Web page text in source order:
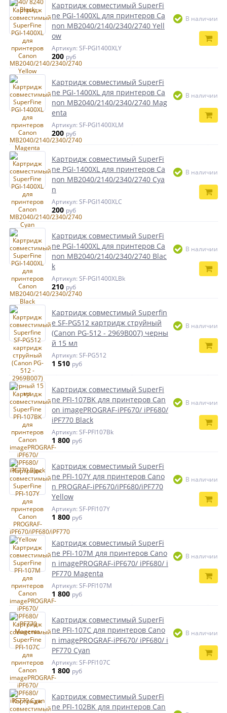
Картридж совместимый SuperFi
ne PGI-1400XL для принтеров Ca
non MB2040/2140/2340/2740 Yell
ow
Артикул: SF-PGI1400XLY
200 руб
В наличии
Картридж совместимый SuperFi
ne PGI-1400XL для принтеров Ca
non MB2040/2140/2340/2740 Mag
enta
Артикул: SF-PGI1400XLM
200 руб
В наличии
Картридж совместимый SuperFi
ne PGI-1400XL для принтеров Ca
non MB2040/2140/2340/2740 Cya
n
Артикул: SF-PGI1400XLC
200 руб
В наличии
Картридж совместимый SuperFi
ne PGI-1400XL для принтеров Ca
non MB2040/2140/2340/2740 Blac
k
Артикул: SF-PGI1400XLBk
210 руб
В наличии
Картридж совместимый Superfin
e SF-PG512 картридж струйный
(Canon PG-512 - 2969B007) черны
й 15 мл
Артикул: SF-PG512
1 510 руб
В наличии
Картридж совместимый SuperFi
ne PFI-107BK для принтеров Can
on imagePROGRAF-iPF670/ iPF680/
iPF770 Black
Артикул: SF-PFI107Bk
1 800 руб
В наличии
Картридж совместимый SuperFi
ne PFI-107Y для принтеров Cano
n PROGRAF-iPF670/iPF680/iPF770
Yellow
Артикул: SF-PFI107Y
1 800 руб
В наличии
Картридж совместимый SuperFi
ne PFI-107M для принтеров Cano
n imagePROGRAF-iPF670/ iPF680/ i
PF770 Magenta
Артикул: SF-PFI107M
1 800 руб
В наличии
Картридж совместимый SuperFi
ne PFI-107C для принтеров Cano
n imagePROGRAF-iPF670/ iPF680/ i
PF770 Cyan
Артикул: SF-PFI107C
1 800 руб
В наличии
Картридж совместимый SuperFi
ne PFI-102BK для принтеров Can